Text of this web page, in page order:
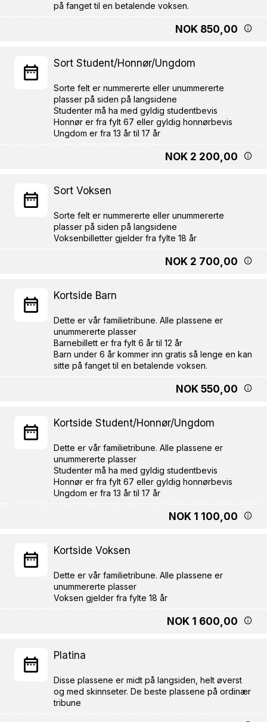
NOK 850,00
Sort Student/Honnør/Ungdom
Sorte felt er nummererte eller unummererte
plasser på siden på langsidene
Studenter må ha med gyldig studentbevis
Honnør er fra fylt 67 eller gyldig honnørbevis
NOK 2 200,00
Sort Voksen
Sorte felt er nummererte eller unummererte
plasser på siden på langsidene
NOK 2 700,00
Kortside Barn
Dette er vår familietribune. Alle plassene er
unummererte plasser
Barnebillett er fra fylt 6 år til 12 år
Barn under 6 år kommer inn gratis så lenge en kan
NOK 550,00
Kortside Student/Honnør/Ungdom
Dette er vår familietribune. Alle plassene er
unummererte plasser
Studenter må ha med gyldig studentbevis
Honnør er fra fylt 67 eller gyldig honnørbevis
NOK 1 100,00
Kortside Voksen
Dette er vår familietribune. Alle plassene er
unummererte plasser
NOK 1 600,00
Platina
Disse plassene er midt på langsiden, helt øverst
og med skinnseter. De beste plassene på ordinær